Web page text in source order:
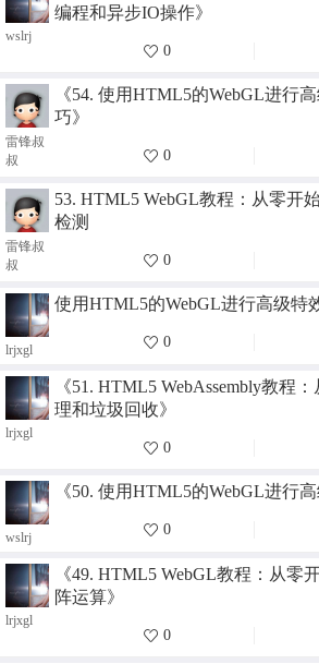
wslrj
编程和异步IO操作》
0
雷锋叔
叔
《54. 使用HTML5的WebGL进行
巧》
0
雷锋叔
叔
53. HTML5 WebGL教程：从零开
检测
0
lrjxgl
使用HTML5的WebGL进行高级特
0
lrjxgl
《51. HTML5 WebAssembly教程
理和垃圾回收》
0
wslrj
《50. 使用HTML5的WebGL进行
0
lrjxgl
《49. HTML5 WebGL教程：从零
阵运算》
0